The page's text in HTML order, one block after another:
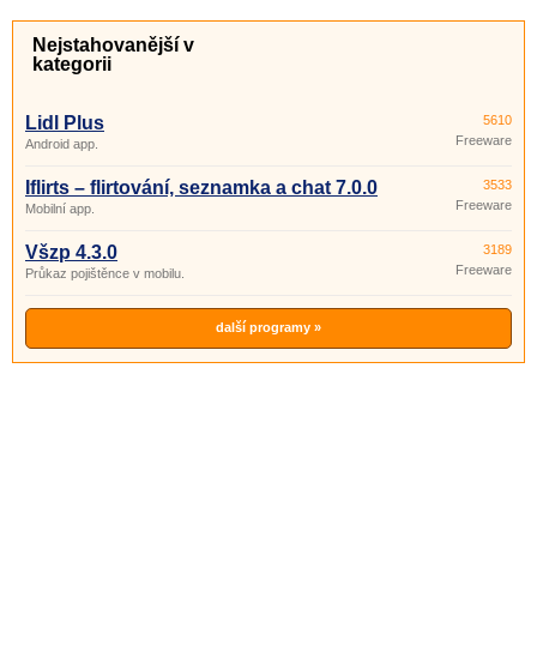
Nejstahovanější v
kategorii
Lidl Plus
Android app.
5610
Freeware
Iflirts – flirtování, seznamka a chat 7.0.0
Mobilní app.
3533
Freeware
Všzp 4.3.0
Průkaz pojištěnce v mobilu.
3189
Freeware
další programy »